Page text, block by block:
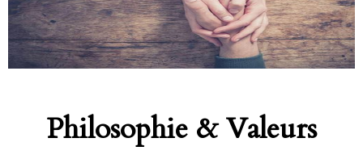
Philosophie & Valeurs